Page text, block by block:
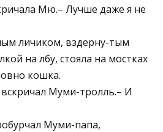
Мю.– Лучше даже я не
личиком, вздерну-тым
на лбу, стояла на мостках
кошка.
Myми-тролль.– И
Муми-папа,